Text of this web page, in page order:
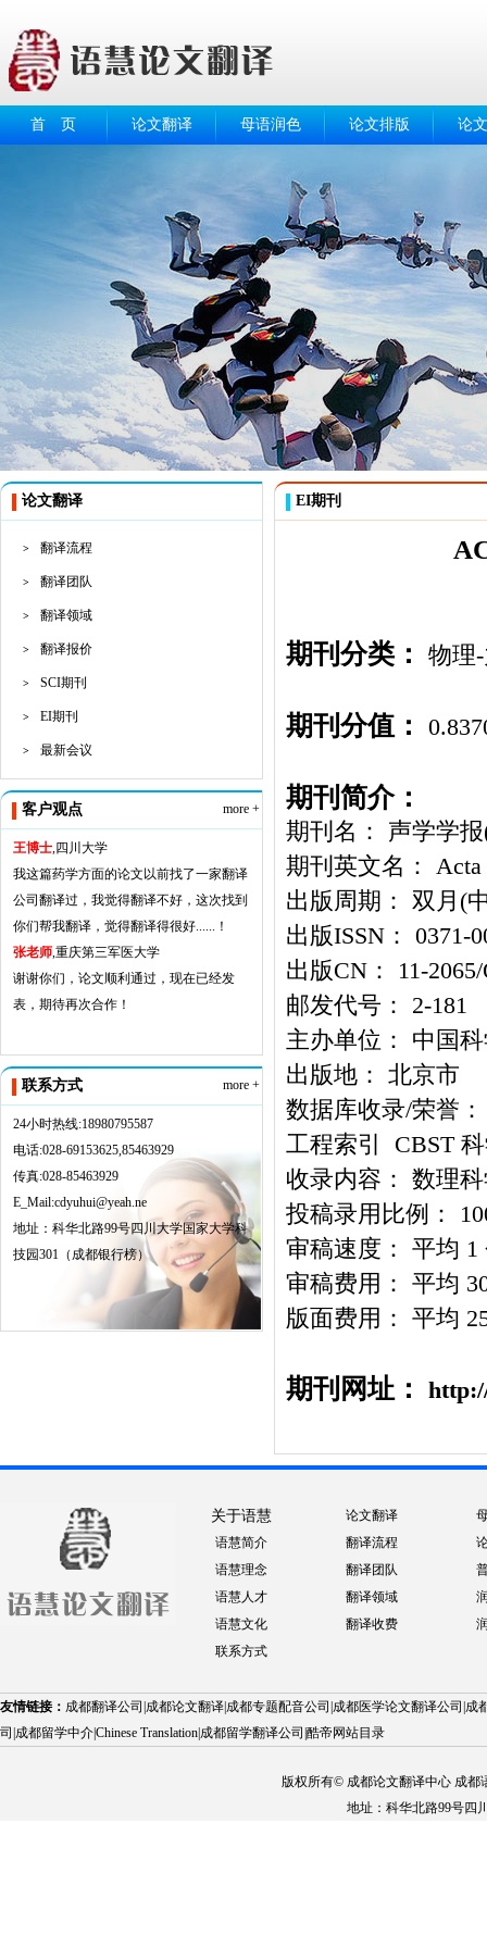
首 页 论文翻译 母语润色 论文排版 论
论文翻译
> 翻译流程
> 翻译团队
> 翻译领域
> 翻译报价
> SCI期刊
> EI期刊
> 最新会议
客户观点 more +
王博士,四川大学
我这篇药学方面的论文以前找了一家翻译
公司翻译过，我觉得翻译不好，这次找到
你们帮我翻译，觉得翻译得很好......！
张老师,重庆第三军医大学
谢谢你们，论文顺利通过，现在已经发
表，期待再次合作！
联系方式 more +
24小时热线:18980795587
电话:028-69153625,85463929
传真:028-85463929
E_Mail:cdyuhui@yeah.ne
地址：科华北路99号四川大学国家大学科
技园301（成都银行榜）
EI期刊
期刊分类： 物理
期刊分值：
期刊简介：
期刊名： 声学学
期刊英文名： Acta
出版周期： 双月(
出版ISSN： 0371-
出版CN： 11-2065/
邮发代号： 2-181
主办单位： 中国
出版地： 北京市
数据库收录/荣誉
工程索引 CBST
收录内容： 数理
投稿录用比例：
审稿速度： 平均
审稿费用： 平均
版面费用： 平均
期刊网址：
关于语慧
语慧简介
语慧理念
语慧人才
语慧文化
联系方式
论文翻译
翻译流程
翻译团队
翻译领域
翻译收费
友情链接： 成都翻译公司 成都论文翻译 成都专题配音公司 成都医学论文翻译公司 成
司 成都留学中介Chinese Translation 成都留学翻译公司 酷帝网站目录
版权所有© 成都论文翻译中心 成都
地址：科华北路99号四